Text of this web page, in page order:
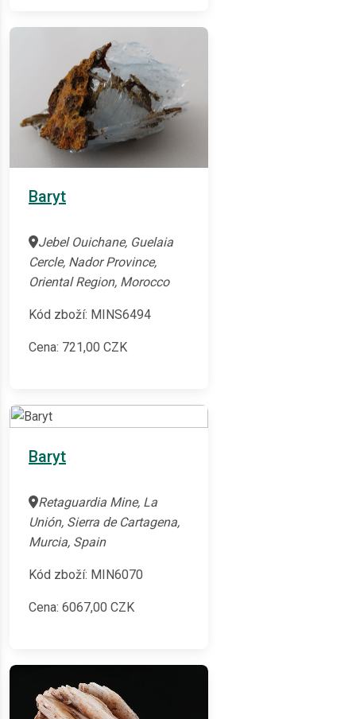
Baryt
Jebel Ouichane, Guelaia
Cercle, Nador Province,
Oriental Region, Morocco
Kód zboží: MINS6494
Cena: 721,00 CZK
Baryt
Retaguardia Mine, La
Unión, Sierra de Cartagena,
Murcia, Spain
Kód zboží: MIN6070
Cena: 6067,00 CZK